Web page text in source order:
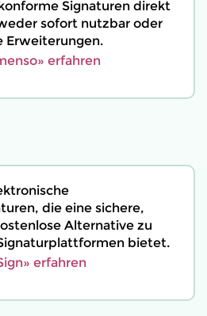
Signaturen direkt
sofort nutzbar oder
Erweiterungen.
erfahren
die eine sichere,
Alternative zu
bietet.
erfahren